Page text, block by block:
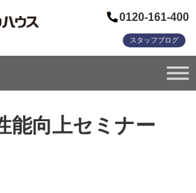
スタッフブログ
0120-161-400
能向上セミナー